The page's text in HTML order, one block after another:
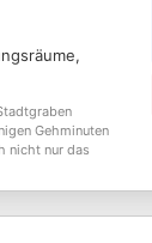
Gehminuten
nicht nur das